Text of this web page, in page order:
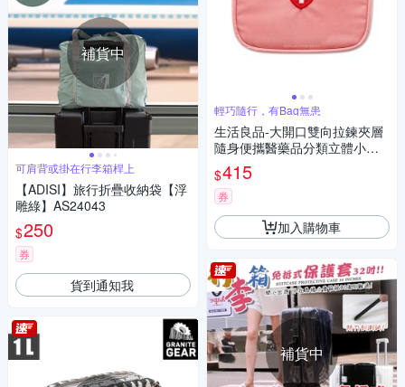
補貨中
可肩背或掛在行李箱桿上
【ADISI】旅行折疊收納袋【浮
雕綠】AS24043
$250
券
貨到通知我
輕巧隨行，有Bag無患
生活良品-大開口雙向拉鍊夾層
隨身便攜醫藥品分類立體小收
納包1入/袋(本品不含醫療用品,
盥洗化妝包,旅行保健品整理袋,
急救醫療儲備包)
$415
券
加入購物車
補貨中